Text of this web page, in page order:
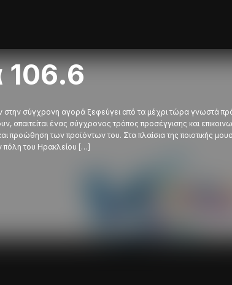
σύγχρονη αγορά ξεφεύγει από τα μέχρι τώρα γνωστά
απαιτείται ένας σύγχρονος τρόπος προσέγγισης και
προώθηση των προϊόντων του. Στα πλαίσια της ποιοτικής
πόλη του Ηρακλείου […]